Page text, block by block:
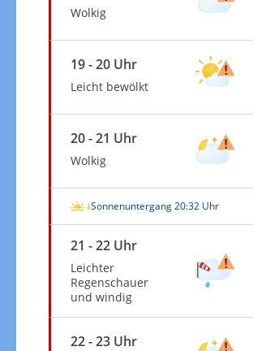
Wolkig
19 - 20 Uhr
Leicht bewölkt
20 - 21 Uhr
Wolkig
Sonnenuntergang 20:32 Uhr
21 - 22 Uhr
Leichter
Regenschauer
und windig
22 - 23 Uhr